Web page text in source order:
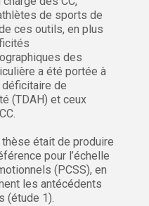
de sports de
ces outils, en plus
des
a été portée à
de
(TDAH) et ceux
était de produire
pour l’échelle
(PCSS), en
les antécédents
(étude 1).